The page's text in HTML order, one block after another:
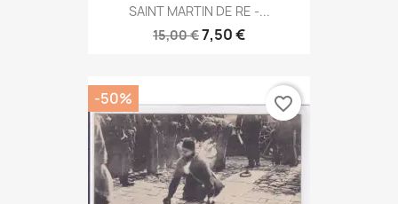
SAINT MARTIN DE RE -...
15,00 €7,50 €
-50% favorite_border